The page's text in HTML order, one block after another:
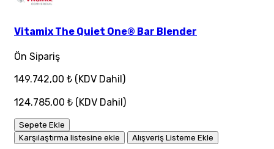
Vitamix The Quiet One® Bar Blender
Ön Sipariş
149.742,00 ₺ (KDV Dahil)
124.785,00 ₺ (KDV Dahil)
Sepete Ekle
Karşılaştırma listesine ekle
Alışveriş Listeme Ekle